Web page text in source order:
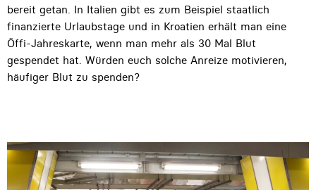
bereit getan. In Italien gibt es zum Beispiel staatlich
finanzierte Urlaubstage und in Kroatien erhält man eine
Öffi-Jahreskarte, wenn man mehr als 30 Mal Blut
gespendet hat. Würden euch solche Anreize motivieren,
häufiger Blut zu spenden?